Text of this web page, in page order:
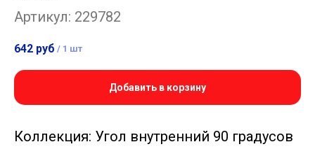
Артикул: 229782
642 руб / 1 шт
Добавить в корзину
Коллекция: Угол внутренний 90 градусов